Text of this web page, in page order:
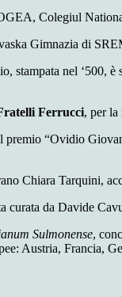
Colegiul
Gimnazia di
stampata nel ‘500,
Ferrucci, per
premio “Ovidio
Chiara Tarquini,
curata da Davide
Sulmonense,
Austria, Francia,